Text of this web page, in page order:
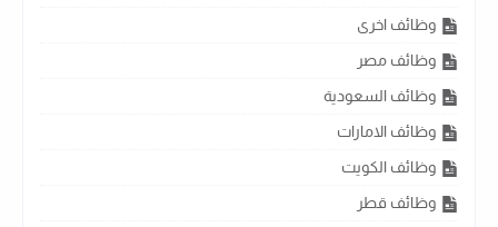
وظائف اخرى
وظائف مصر
وظائف السعودية
وظائف الامارات
وظائف الكويت
وظائف قطر